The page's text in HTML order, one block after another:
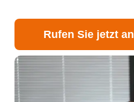
Rufen Sie jetzt an